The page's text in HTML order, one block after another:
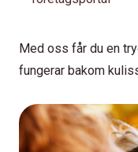
Med oss får du en
fungerar bakom